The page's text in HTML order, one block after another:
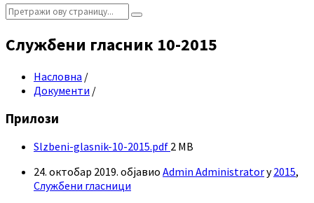
Search:
Службени гласник 10-2015
Насловна /
Документи /
Прилози
Slzbeni-glasnik-10-2015.pdf File
2 MB
24. октобар 2019. објавио Admin Administratorу2015,
Службени гласници